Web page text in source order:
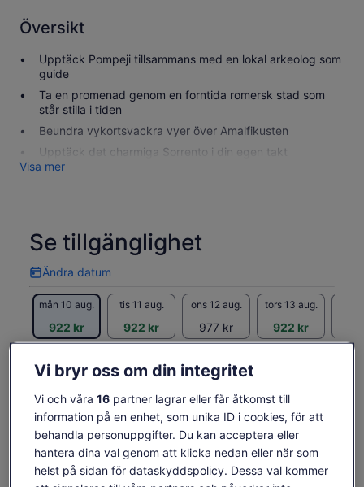
Översikt
Upptäck Pompeji tillsammans med en lokal arkeolog som
guide
Ta en promenad genom en forntida romersk stad som
står stilla i tiden
Beundra vykortsvackra vyer över Amalfikusten
Upptäck det charmiga Sorrento i din egen takt
Visa mer
Se tillgänglighet
Ändra datum
Ändra
datum
mån 10 aug.
922 kr
tis 11 aug.
922 kr
ons 12 aug.
977 kr
tors 13 aug.
922 kr
Priset
är
922 kr
per
vuxen
922 kr
inklusive skatter och avgifter
per vuxen
Se biljetter
maskinöversättning
Se originaltexten (engelska)
Lämna feedback om översättningenÖppnas
i
ny
flik
Vad ingår och vad ingår
inte?
Vi bryr oss om din integritet
Vi och våra 16partner lagrar eller får åtkomst till
information på en enhet, som unika ID i cookies, för att
behandla personuppgifter. Du kan acceptera eller
hantera dina val genom att klicka nedan eller när som
helst på sidan för dataskyddspolicy. Dessa val kommer